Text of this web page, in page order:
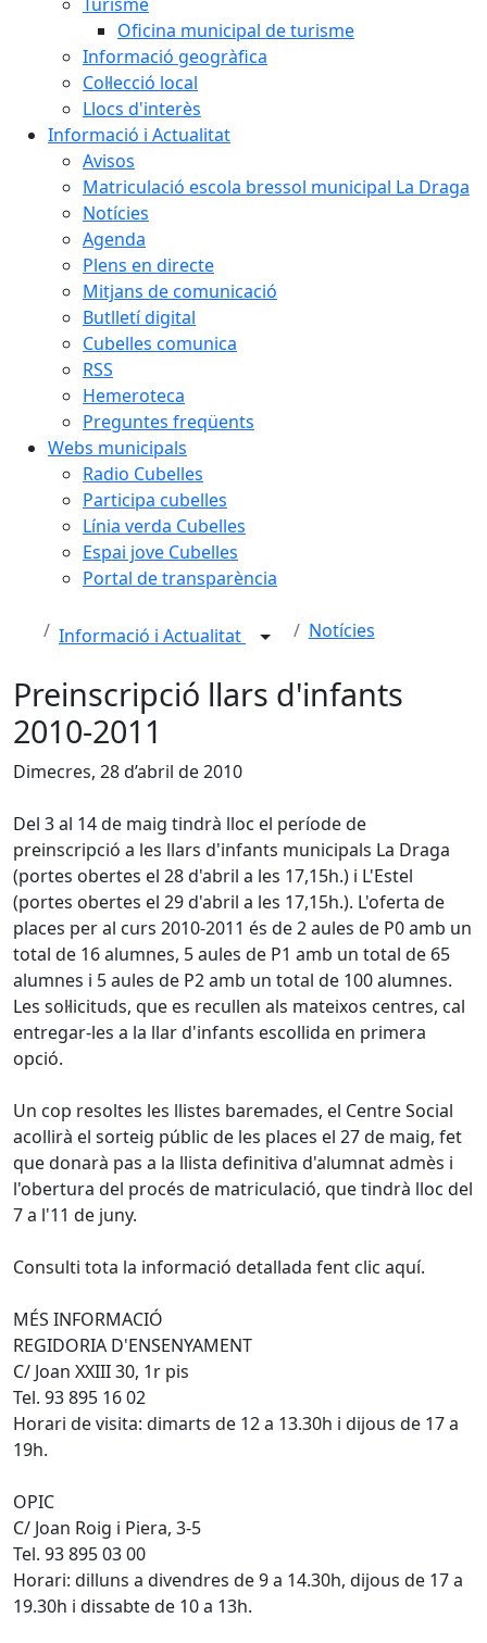
Oficina municipal de turisme
Informació geogràfica
Col·lecció local
Llocs d'interès
Informació i Actualitat
Avisos
Matriculació escola bressol municipal La Draga
Notícies
Agenda
Plens en directe
Mitjans de comunicació
Butlletí digital
Cubelles comunica
RSS
Hemeroteca
Preguntes freqüents
Webs municipals
Radio Cubelles
Participa cubelles
Línia verda Cubelles
Espai jove Cubelles
Portal de transparència
Informació i Actualitat Notícies
Preinscripció llars d'infants
2010-2011
Dimecres, 28 d’abril de 2010
Del 3 al 14 de maig tindrà lloc el període de
preinscripció a les llars d'infants municipals La Draga
(portes obertes el 28 d'abril a les 17,15h.) i L'Estel
(portes obertes el 29 d'abril a les 17,15h.). L'oferta de
places per al curs 2010-2011 és de 2 aules de P0 amb un
total de 16 alumnes, 5 aules de P1 amb un total de 65
alumnes i 5 aules de P2 amb un total de 100 alumnes.
Les sol·licituds, que es recullen als mateixos centres, cal
entregar-les a la llar d'infants escollida en primera
opció.
Un cop resoltes les llistes baremades, el Centre Social
acollirà el sorteig públic de les places el 27 de maig, fet
que donarà pas a la llista definitiva d'alumnat admès i
l'obertura del procés de matriculació, que tindrà lloc del
7 a l'11 de juny.
Consulti tota la informació detallada fent clic aquí.
MÉS INFORMACIÓ
REGIDORIA D'ENSENYAMENT
C/ Joan XXIII 30, 1r pis
Tel. 93 895 16 02
Horari de visita: dimarts de 12 a 13.30h i dijous de 17 a
19h.
OPIC
C/ Joan Roig i Piera, 3-5
Tel. 93 895 03 00
Horari: dilluns a divendres de 9 a 14.30h, dijous de 17 a
19.30h i dissabte de 10 a 13h.